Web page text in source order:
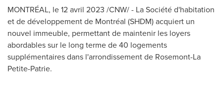
MONTRÉAL, le 12 avril 2023 /CNW/ - La Société d'habitation
et de développement de Montréal (SHDM) acquiert un
nouvel immeuble, permettant de maintenir les loyers
abordables sur le long terme de 40 logements
supplémentaires dans l'arrondissement de Rosemont-La
Petite-Patrie.